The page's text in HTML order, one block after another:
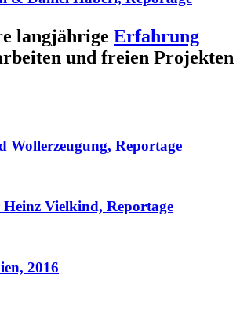
langjährige Erfahrung
und freien Projekten
Wollerzeugung, Reportage
Vielkind, Reportage
2016